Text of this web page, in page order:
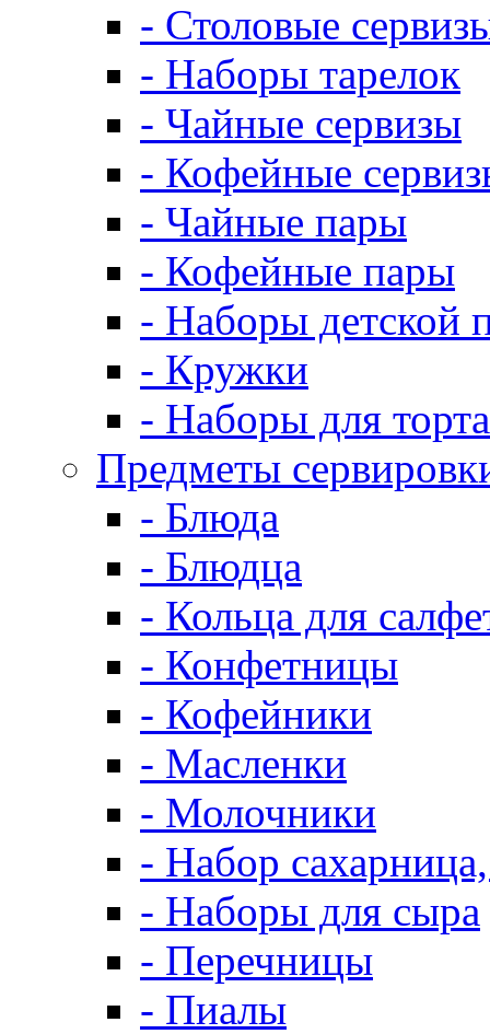
- Столовые
- Наборы тарелок
- Чайные сервизы
- Кофейные
- Чайные пары
- Кофейные пары
- Наборы детской
- Кружки
- Наборы для торта
Предметы
- Блюда
- Блюдца
- Кольца для
- Конфетницы
- Кофейники
- Масленки
- Молочники
- Набор
- Наборы для сыра
- Перечницы
- Пиалы